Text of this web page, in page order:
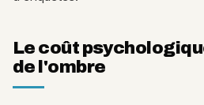
Le coût
de l'ombre